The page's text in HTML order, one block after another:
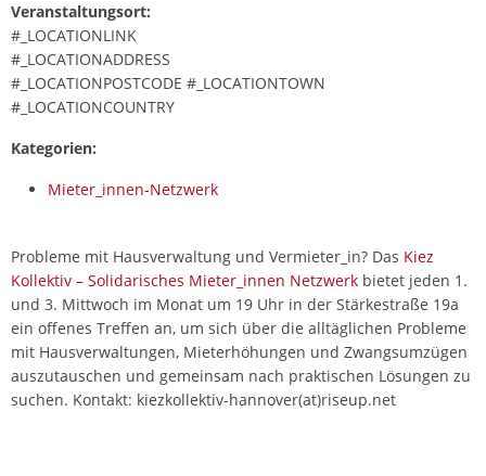
Veranstaltungsort:
#_LOCATIONLINK
#_LOCATIONADDRESS
#_LOCATIONPOSTCODE #_LOCATIONTOWN
#_LOCATIONCOUNTRY
Kategorien:
Mieter_innen-Netzwerk
Probleme mit Hausverwaltung und Vermieter_in? Das Kiez
Kollektiv – Solidarisches Mieter_innen Netzwerk bietet jeden 1.
und 3. Mittwoch im Monat um 19 Uhr in der Stärkestraße 19a
ein offenes Treffen an, um sich über die alltäglichen Probleme
mit Hausverwaltungen, Mieterhöhungen und Zwangsumzügen
auszutauschen und gemeinsam nach praktischen Lösungen zu
suchen. Kontakt: kiezkollektiv-hannover(at)riseup.net